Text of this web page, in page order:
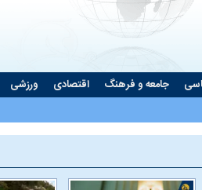
جامعه و فرهنگ اقتصادی ورزشی